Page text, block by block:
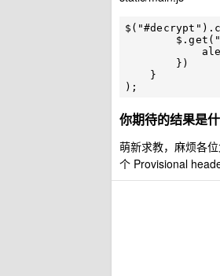
你期待的结果是
萌新求教，麻烦各
个 Provisional